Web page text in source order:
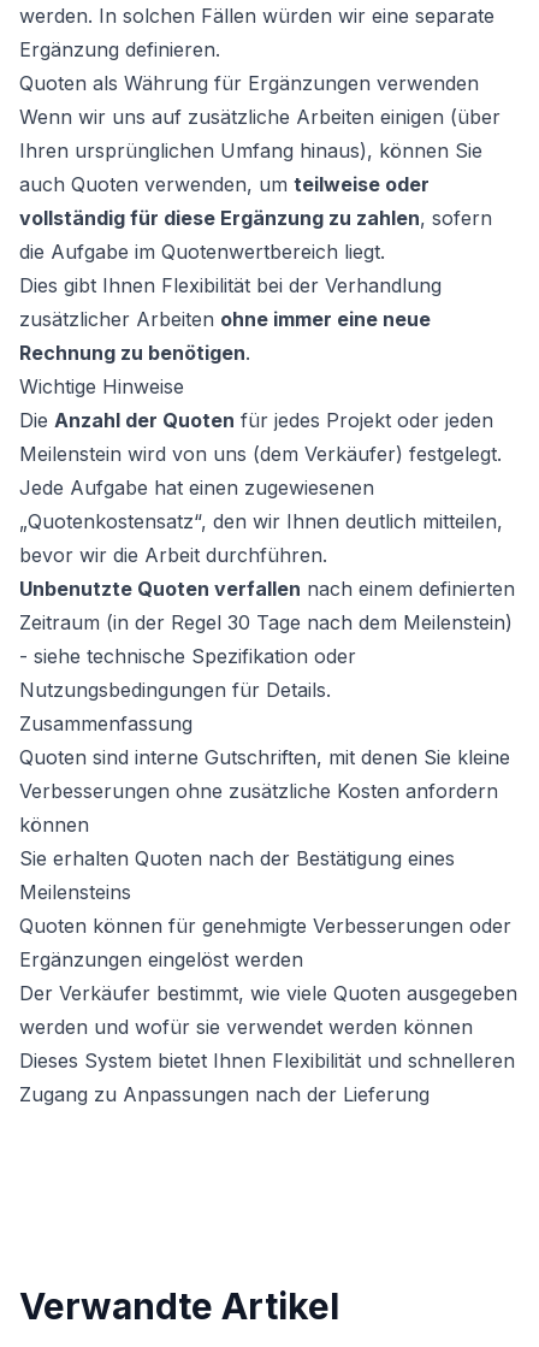
werden. In solchen Fällen würden wir eine separate
Ergänzung definieren.
Quoten als Währung für Ergänzungen verwenden
Wenn wir uns auf zusätzliche Arbeiten einigen (über
Ihren ursprünglichen Umfang hinaus), können Sie
auch Quoten verwenden, um teilweise oder
vollständig für diese Ergänzung zu zahlen, sofern
die Aufgabe im Quotenwertbereich liegt.
Dies gibt Ihnen Flexibilität bei der Verhandlung
zusätzlicher Arbeiten ohne immer eine neue
Rechnung zu benötigen.
Wichtige Hinweise
Die Anzahl der Quoten für jedes Projekt oder jeden
Meilenstein wird von uns (dem Verkäufer) festgelegt.
Jede Aufgabe hat einen zugewiesenen
„Quotenkostensatz“, den wir Ihnen deutlich mitteilen,
bevor wir die Arbeit durchführen.
Unbenutzte Quoten verfallen nach einem definierten
Zeitraum (in der Regel 30 Tage nach dem Meilenstein)
- siehe technische Spezifikation oder
Nutzungsbedingungen für Details.
Zusammenfassung
Quoten sind interne Gutschriften, mit denen Sie kleine
Verbesserungen ohne zusätzliche Kosten anfordern
können
Sie erhalten Quoten nach der Bestätigung eines
Meilensteins
Quoten können für genehmigte Verbesserungen oder
Ergänzungen eingelöst werden
Der Verkäufer bestimmt, wie viele Quoten ausgegeben
werden und wofür sie verwendet werden können
Dieses System bietet Ihnen Flexibilität und schnelleren
Zugang zu Anpassungen nach der Lieferung
Verwandte Artikel